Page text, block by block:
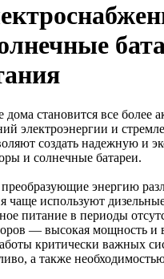
становится все более
электроэнергии и
создать надежную и
и солнечные батареи.
энергию
чаще используют
питание в периоды
— высокая мощность
критически важных
а также